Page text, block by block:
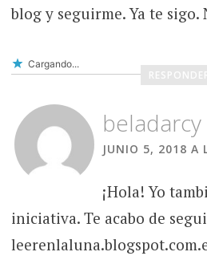
blog y seguirme. Ya te sigo.
Cargando...
beladarcy
JUNIO 5, 2018 A
¡Hola! Yo
iniciativa. Te acabo de